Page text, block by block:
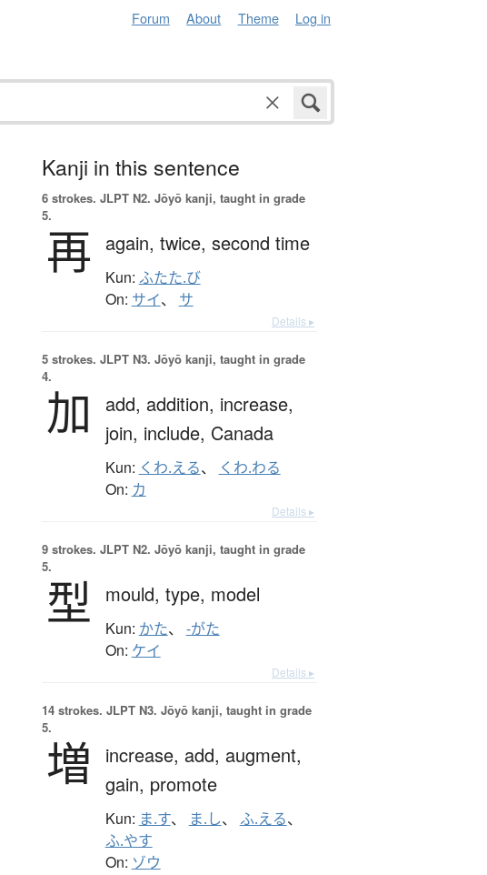
Forum About Theme Log in
Kanji in this sentence
6 strokes. JLPT N2. Jōyō kanji, taught in grade
5.
再 again, twice, second time
Kun: ふたた.び
On: サイ、 サ
Details ▸
5 strokes. JLPT N3. Jōyō kanji, taught in grade
4.
加 add, addition, increase,
join, include, Canada
Kun: くわ.える、 くわ.わる
On: カ
Details ▸
9 strokes. JLPT N2. Jōyō kanji, taught in grade
5.
型 mould, type, model
Kun: かた、 -がた
On: ケイ
Details ▸
14 strokes. JLPT N3. Jōyō kanji, taught in grade
5.
増 increase, add, augment,
gain, promote
Kun: ま.す、 ま.し、 ふ.える、
ふ.やす
On: ゾウ